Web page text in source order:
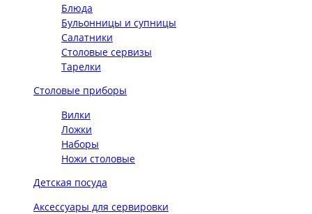
Блюда
Бульонницы и супницы
Салатники
Столовые сервизы
Тарелки
Столовые приборы
Вилки
Ложки
Наборы
Ножи столовые
Детская посуда
Аксессуары для сервировки